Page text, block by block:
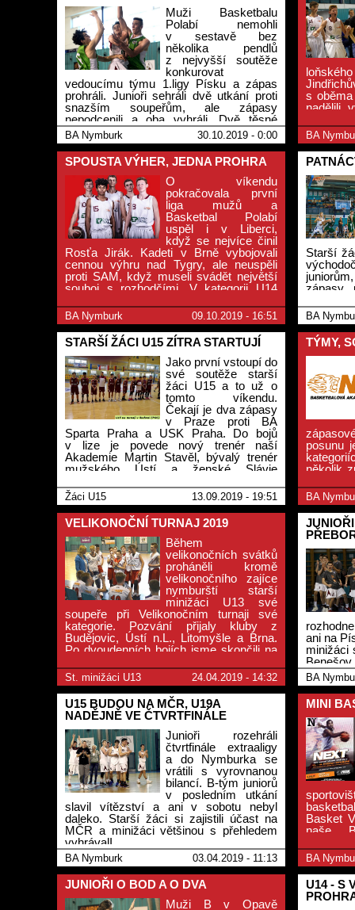
Muži Basketbalu
Polabí nemohli
v sestavě bez
několika pendlů
z nejvyšší soutěže
konkurovat
vedoucímu týmu 1.ligy Písku a zápas
prohráli. Junioři sehráli dvě utkání proti
snazším soupeřům, ale zápasy
nepodcenili a oba vyhráli. Dvě těsné
prohry mají po víkendu starší žáci ze
zápasů ligy. Také starší žáci U13 prohráli
odložený zápas s Poděbrady a
nejmladší minižáci třikrát vyhráli a jednou
na soupeře nestačili.
BA Nymburk 30.10.2019 - 0:00
s
nadělili
Kbely.
bodovou
BA
SPOUSTA VÝHER, JEDNA PROHRA
O víkendu
pokračovala první
liga mužů a
Basketbal Polabí
uspěl i v Liberci,
když se nejvíce činil
Rosťa Jirák. Kadeti v Brně vybojovali
cennou výhru nad Tygry, ale neuspěli
proti SAM, když museli svádět největší
souboj s rozhodčími. V kategorii U14
trojciferným rozdílem a nejmladší vyhráli
Šmoulinka Cup v Sadské.
BA Nymburk 09.10.2019 - 16:51
Starší
zápasy
zápasů
tyto
to se
BA
STARŠÍ ŽÁCI U15 ZÍTRA STARTUJÍ
Jako první vstoupí do
své soutěže starší
žáci U15 a to už o
tomto víkendu.
Čekají je dva zápasy
v Praze proti BA
Sparta Praha a USK Praha. Do bojů
v lize je povede nový trenér naší
Akademie Martin Stavěl, bývalý trenér
mužského Ústí a ženské Slávie
Žáci U15 13.09.2019 - 19:51
TÝMY,
posunu
několik
BA
VELIKONOČNÍ TURNAJ 2019
Během
velikonočních svátků
proháněli kromě
velikonočního zajíce
nymburští starší
minižáci U13 své
soupeře při Velikonočním turnaji své
kategorie. Pozvání přijaly kluby z
Budějovic, Ústí n.L., Litomyšle a Brna.
Po dvoudenních bojích jsme skončili na
St. minižáci U13 24.04.2019 - 14:32
ani na
minižáci
213
s
zápasy.
BA
U15 BUDOU NA MČR, U19A
NADĚJNĚ VE ČTVRTFINÁLE
Junioři rozehráli
čtvrtfinále extraaligy
a do Nymburka se
vrátili s vyrovnanou
bilancí. B-tým juniorů
v posledním utkání
slavil vítězství a ani v sobotu nebyl
daleko. Starší žáci si zajistili účast na
MČR a minižáci většinou s přehledem
vyhrávalI.
BA Nymburk 03.04.2019 - 11:13
MINI
Basket
naše
Polabí
kempu
BA
JUNIOŘI O BOD A O DVA
Muži B v Opavě
U14 - S